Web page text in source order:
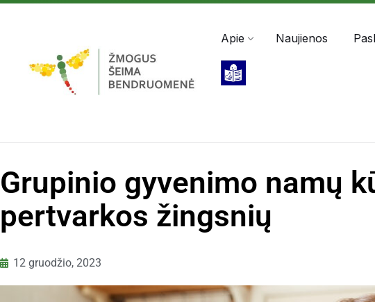
Apie Naujienos
Grupinio gyvenimo namų
pertvarkos žingsnių
12 gruodžio, 2023